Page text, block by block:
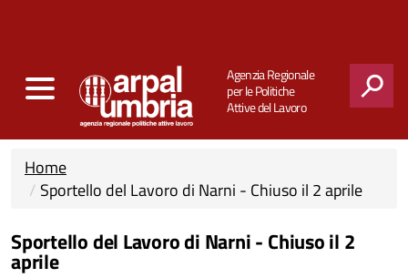
Agenzia Regionale
per le Politiche
Attive del Lavoro
Home
Sportello del Lavoro di Narni - Chiuso il 2 aprile
Sportello del Lavoro di Narni - Chiuso il 2
aprile